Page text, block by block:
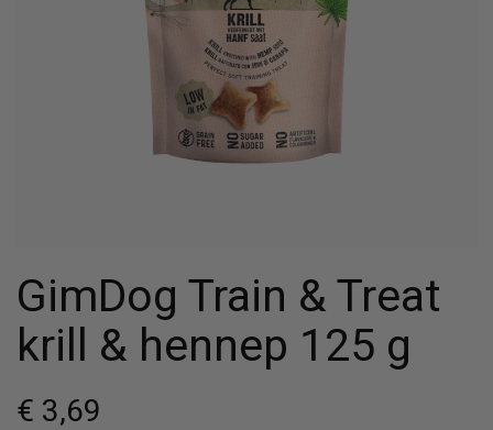
GimDog Train & Treat
krill & hennep 125 g
€ 3,69